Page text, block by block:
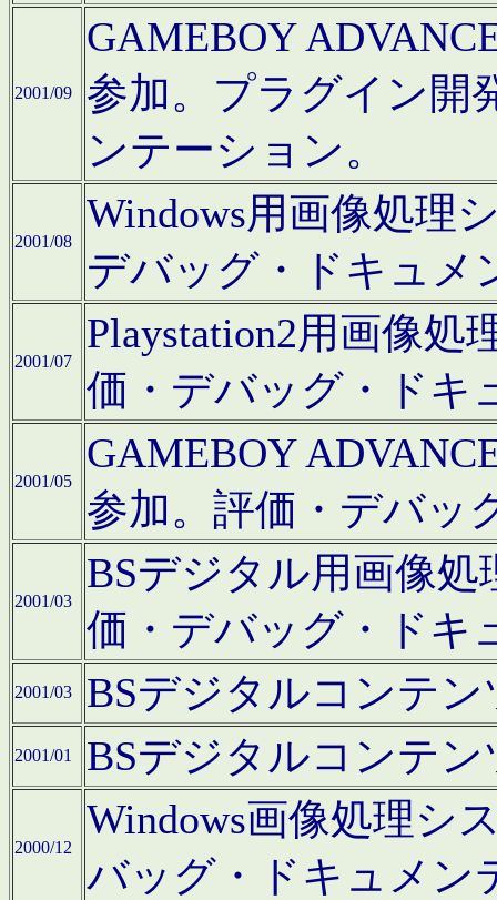
2001/09
GAMEBOY
参加。プラグイン開
ンテーション。
2001/08
Windows用画像処理
デバッグ・ドキュメ
2001/07
Playstation2用画像
価・デバッグ・ドキ
2001/05
GAMEBOY
参加。評価・デバッ
2001/03
BSデジタル用画像
価・デバッグ・ドキ
2001/03 BSデジタルコンテ
2001/01 BSデジタルコンテ
2000/12
Windows画像処理シ
バッグ・ドキュメン